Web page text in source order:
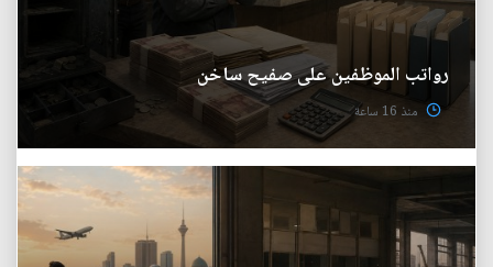
رواتب الموظفين على صفيح ساخن
منذ 16 ساعة